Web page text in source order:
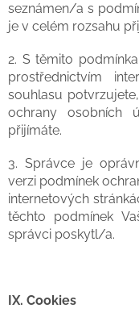
seznámen/a s
je v celém rozsahu
2. S těmito
prostřednictvím
souhlasu
ochrany
přijímáte.
3. Správce je
verzi podmínek
internetových
těchto podmínek
správci poskytl/a.
IX. Cookies